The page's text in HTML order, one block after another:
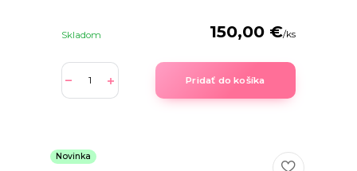
150,00 €/ks
Skladom
Pridať do košíka
Novinka